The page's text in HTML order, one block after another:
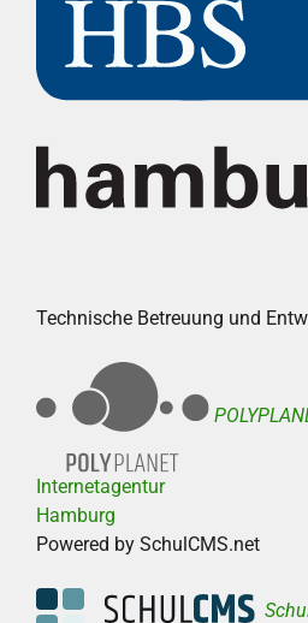
Technische Betreuung und
Internetagentur
Hamburg
Powered by SchulCMS.net